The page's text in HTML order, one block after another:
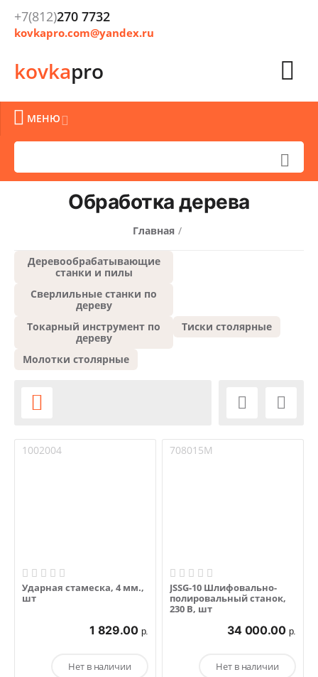
kovkapro
+7(812)270 7732
kovkapro.com@yandex.ru

 МЕНЮ

Обработка дерева
Главная /
Деревообрабатывающие
станки и пилы
Сверлильные станки по
дереву
Токарный инструмент по
дереву
Тиски столярные
Молотки столярные
  
1002004
Ударная стамеска, 4 мм.,
шт
1 829.00 р.
Нет в наличии
708015M
JSSG-10 Шлифовально-
полировальный станок,
230 В, шт
34 000.00 р.
Нет в наличии